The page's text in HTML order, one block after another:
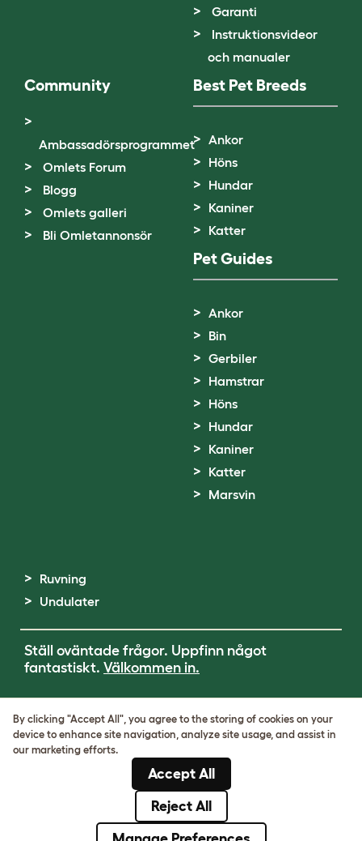
Garanti
Instruktionsvideor
och manualer
Community
Ambassadörsprogrammet
Omlets Forum
Blogg
Omlets galleri
Bli Omletannonsör
Best Pet Breeds
Ankor
Höns
Hundar
Kaniner
Katter
Pet Guides
Ankor
Bin
Gerbiler
Hamstrar
Höns
Hundar
Kaniner
Katter
Marsvin
Ruvning
Undulater
Ställ oväntade frågor. Uppfinn något
fantastiskt. Välkommen in.
Cookie & Privacy Policy
Cookie Settings
VAT-nummer: SE502080795301
Organisationsnummer: 05028498
By clicking "Accept All", you agree to the storing of cookies on your
device to enhance site navigation, analyze site usage, and assist in
our marketing efforts.
Accept All
Reject All